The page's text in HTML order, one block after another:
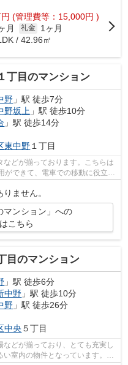
円 (管理費等：15,000円 )
月 礼金
1ヶ月
/ 42.96㎡
丁目のマンション
野 」駅 徒歩7分
野坂上 」駅 徒歩10分
」駅 徒歩14分
東中野 １丁目
どが揃っております。こちらは
ができて、電車での移動に役立つ
ません。
マンション」への
こちら
目のマンション
」駅 徒歩6分
中野 」駅 徒歩10分
野 」駅 徒歩26分
中央 ５丁目
どが揃っており、とても充実し
室内の物件となっています。こ